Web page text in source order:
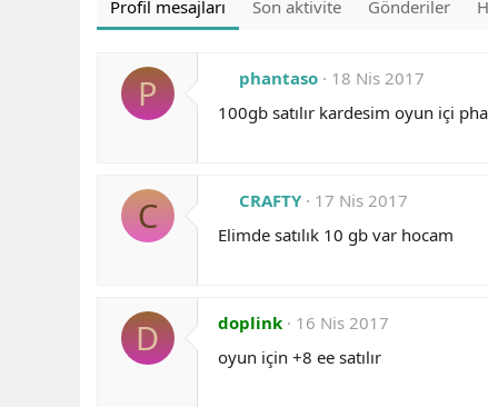
Profil mesajları Son aktivite Gönderiler
P phantaso
18 Nis 2017
100gb satılır kardesim oyun içi
C CRAFTY
17 Nis 2017
Elimde satılık 10 gb var hocam
D doplink
16 Nis 2017
oyun için +8 ee satılır